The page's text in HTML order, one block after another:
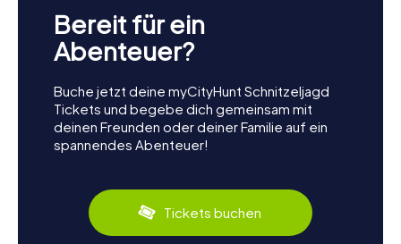
Bereit für ein
Abenteuer?
Buche jetzt deine myCityHunt Schnitzeljagd
Tickets und begebe dich gemeinsam mit
deinen Freunden oder deiner Familie auf ein
spannendes Abenteuer!
Tickets buchen